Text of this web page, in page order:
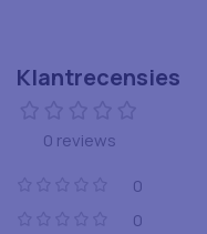
Klantrecensies
0 reviews
0
0